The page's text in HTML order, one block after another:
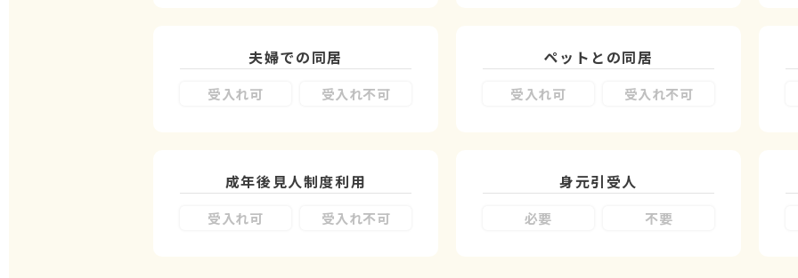
夫婦での同居
受入れ可 受入れ不可
ペットとの同居
受入れ可 受入れ不可
成年後見人制度利用
受入れ可 受入れ不可
身元引受人
必要 不要